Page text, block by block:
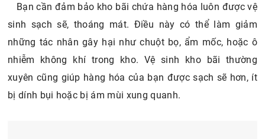
Bạn cần đảm bảo kho bãi chứa hàng hóa luôn được vệ
sinh sạch sẽ, thoáng mát. Điều này có thể làm giảm
những tác nhân gây hại như chuột bọ, ẩm mốc, hoặc ô
nhiễm không khí trong kho. Vệ sinh kho bãi thường
xuyên cũng giúp hàng hóa của bạn được sạch sẽ hơn, ít
bị dính bụi hoặc bị ám mùi xung quanh.